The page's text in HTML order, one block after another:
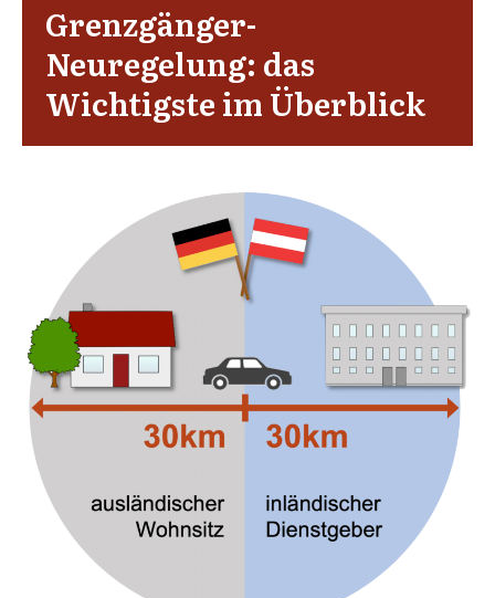
Grenzgänger-
Neuregelung: das
Wichtigste im Überblick